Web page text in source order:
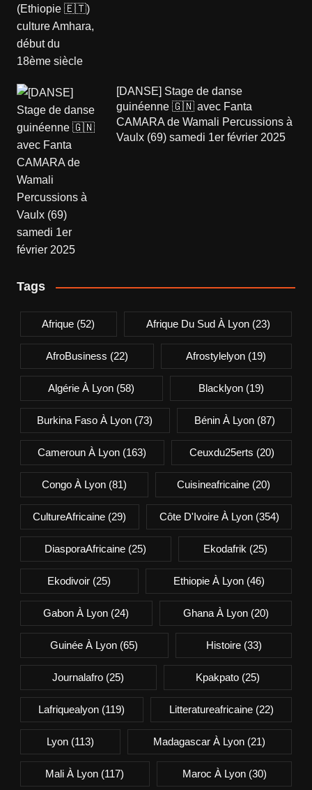
[DANSE] Stage de danse
guinéenne 🇬🇳 avec Fanta
CAMARA de Wamali Percussions à
Vaulx (69) samedi 1er février 2025
Tags
Afrique (52) Afrique Du Sud À Lyon(23)
AfroBusiness (22) Afrostylelyon (19)
Algérie À Lyon (58) Blacklyon(19)
Burkina Faso À Lyon (73) Bénin À Lyon(87)
Cameroun À Lyon (163) Ceuxdu25erts (20)
Congo À Lyon(81) Cuisineafricaine (20)
CultureAfricaine (29) Côte D'Ivoire À Lyon(354)
DiasporaAfricaine (25) Ekodafrik (25)
Ekodivoir (25) Ethiopie À Lyon(46)
Gabon À Lyon (24) Ghana À Lyon(20)
Guinée À Lyon (65) Histoire(33)
Journalafro (25) Kpakpato(25)
Lafriquealyon (119) Litteratureafricaine(22)
Lyon(113) Madagascar À Lyon (21)
Mali À Lyon (117) Maroc À Lyon(30)